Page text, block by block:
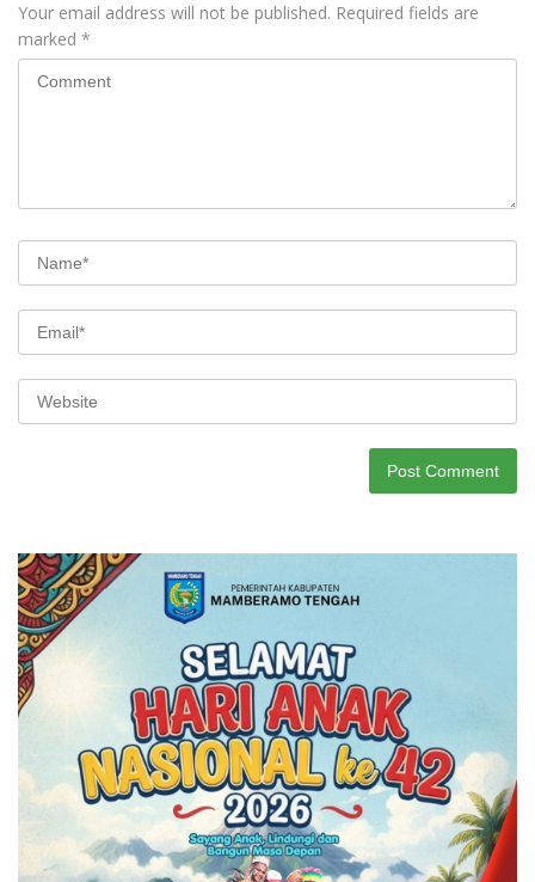
Your email address will not be published. Required fields are
marked *